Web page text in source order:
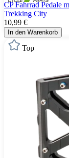
CP Fahrrad Pedale
Trekking City
10,99 €
In den Warenkorb
Top